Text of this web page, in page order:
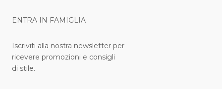
ENTRA IN FAMIGLIA
Iscriviti alla nostra newsletter per
ricevere promozioni e consigli
di stile.